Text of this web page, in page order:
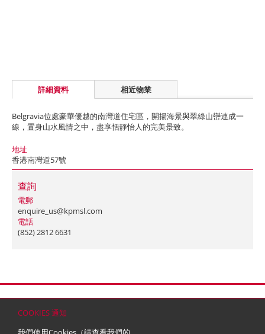
COOKIES 通知
詳細資料 相近物業
Belgravia位處豪華優越的南灣道住宅區，開揚海景與翠綠山巒連成一
線，置身山水風情之中，盡享恬靜怡人的完美景致。
地址
香港南灣道57號
查詢
電郵
enquire_us@kpmsl.com
電話
(852) 2812 6631
© 2026 嘉里建設有限公司 (於百慕達註冊成立之有限公司)